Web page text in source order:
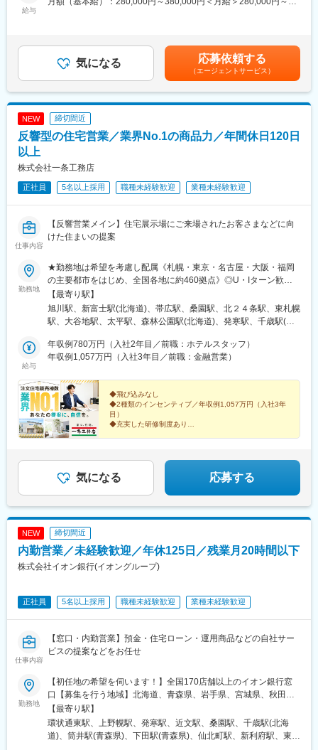
採用育成マネージャー⇒営業所長⇒支社長⇒営業局長⇒本部長
※モデル年収
採用育成マネージャー：420～878万円※平均640万円
同社の魅力
■圧倒的な早期キャリアUP
は最短3年目で営業管理職登用を目指せます。
向けて2年間の充実したカリキュラムを実施します。そのため地方
■充実した2年間の育成カリキュラム
社後6か月間は本社研修（オンライン）を受講しながら、配属先営
業所でOJTを実施します。
2年間、本社・支社・営業所が一体となって業務に必要な知識や実
践的なスキルを磨いていただくために一人ひとりが着実に成長で
きる環境を整えバックアップします。
■商工会議所とのパートナーシップ
同社は古くから全国の商工会議所／商工会と連携し、地域経済の
度」は同社が発足に貢献しており全国99%にあたる商工会議所の
共済・福祉制度を引き受けています。
その歴史により、商工会議所からの紹介や協業によって訪問のき
っかけを作りやすいアドバンテージは他社にはない有利性があり
ます。
■アクサGについて
アクサは1817年にフランスで生まれ、世界51の国と地域にサービ
ス提供をする保険及び資産運用分野の世界的リーディングカンパ
ニーです。
給与
じて上下する可能性があります。月給(月額)は固定手当を含めた表
記です。気になる 応募依頼する
（エージェントサービス）
NEW 締切間近
反響型の住宅営業／業界No.1の商品力／年間休日120日
以上
株式会社一条工務店
正社員 5名以上採用 職種未経験歓迎 業種未経験歓迎
仕事内容
【反響営業メイン】住宅展示場にご来場されたお客さまなどに向
けた住まいの提案
勤務地
★勤務地は希望を考慮し配属《札幌・東京・名古屋・大阪・福岡
の主要都市をはじめ、全国各地に約460拠点》◎U・Iターン歓迎
◎マイカー通勤可※受動喫煙対策：あり（全事業所 屋内禁煙／屋
外喫煙場所あり）※Ｕ・Ｉターン支援あり／会社都合で引っ越しが
必要な場合は費用補助あり（規定あり）【下記は拠点一例です】※
【最寄り駅】
旭川駅、新富士駅(北海道)、帯広駅、桑園駅、北２４条駅、東札幌
駅、大谷地駅、太平駅、森林公園駅(北海道)、発寒駅、千歳駅(北
駅、小中野駅、岩手飯岡駅、盛岡駅、泉外旭川駅、秋田駅、横手
駅、山形駅、東金井駅、鶴岡駅、西袋駅、米沢駅、平野駅(福島
駅、新白河駅、湯本駅、会津若松駅、西那須野駅、宇都宮駅、東
武宇都宮駅、西川田駅、雀宮駅、小田林駅、県駅、新栃木駅、佐
野市駅、常陸多賀駅、阿字ケ浦駅、赤塚駅、偕楽園駅、古河駅、
研究学園駅、土浦駅、守谷駅、石原駅(埼玉県)、熊谷駅、北上尾
駅、本庄駅、久喜駅、花崎駅、東松山駅、新三郷駅、浦和駅、武
塚駅、鳩ケ谷駅、川越駅、狭山ケ丘駅、若葉駅、南越谷駅、飯岡
駅、京成成田駅、柏たなか駅、逆井駅、初石駅、新松戸駅、東海
大学駅、新小金井駅、立飛駅、武蔵小金井駅、北綾瀬駅、北八王
子駅、用賀駅、新大久保駅、町田駅、百合ケ丘駅、たまプラーザ
駅、小机駅、西横浜駅、港南台駅、二俣川駅、古淵駅、八丁畷
駅、向河原駅、県立大学駅、本鵠沼駅、海老名駅(相鉄・小田急)、
駅、伊那市駅、平田駅(長野県)、松本駅、豊科駅、鼎駅、長野駅、
駅、清水駅(静岡県)、長沼駅(静岡県)、安倍川駅、西焼津駅、藤枝
駅、掛川駅、遠江一宮駅、御厨駅(静岡県)、遠州小松駅、天竜川
駅、大府駅、重原駅、野並駅、浅間町駅、住吉町駅、小坂井駅、
芸大通駅、熱田駅、春日井駅(中央本線)、蟹江駅、稲沢駅、土岐市
駅、新可児駅、六軒駅(岐阜県)、西岐阜駅、東大垣駅、美乃坂本
駅、高山駅、益生駅、白子駅、南四日市駅、南が丘駅、櫛田駅、
名張駅、長浜駅、南彦根駅、南草津駅、近江八幡駅、錦駅、丹波
給与
年収例780万円（入社2年目／前職：ホテルスタッフ）
年収例1,057万円（入社3年目／前職：金融営業）
◆飛び込みなし
◆2種類のインセンティブ／年収例1,057万円（入社3年
目）
◆充実した研修制度あり
圧倒的な商品力が、あなたの提案をバックアップしま
す！
気になる 応募する
NEW 締切間近
内勤営業／未経験歓迎／年休125日／残業月20時間以下
株式会社イオン銀行(イオングループ)
正社員 5名以上採用 職種未経験歓迎 業種未経験歓迎
仕事内容
【窓口・内勤営業】預金・住宅ローン・運用商品などの自社サー
ビスの提案などをお任せ
勤務地
【初任地の希望を伺います！】全国170店舗以上のイオン銀行窓
口【募集を行う地域】北海道、青森県、岩手県、宮城県、秋田
県、山形県、茨城県、栃木県、群馬県、埼玉県、千葉県、東京
都、神奈川県、新潟県、富山県、石川県、山梨県、岐阜県、長野
県、静岡県、愛知県、三重県、滋賀県、京都府、大阪府、兵庫
【最寄り駅】
環状通東駅、上野幌駅、発寒駅、近文駅、桑園駅、千歳駅(北海
道)、筒井駅(青森県)、下田駅(青森県)、仙北町駅、新利府駅、東北